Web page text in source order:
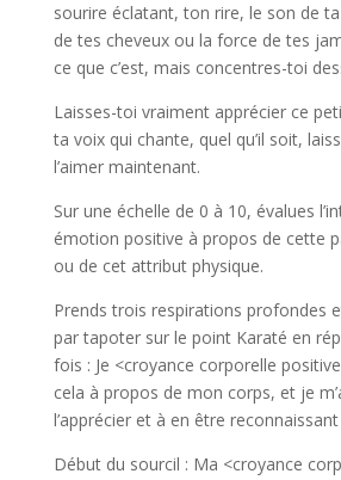
sourire éclatant, ton rire, le son de
de tes cheveux ou la force de tes
ce que c’est, mais concentres-toi
Laisses-toi vraiment apprécier ce
ta voix qui chante, quel qu’il soit,
l’aimer maintenant.
Sur une échelle de 0 à 10, évalues
émotion positive à propos de cette
ou de cet attribut physique.
Prends trois respirations profondes
par tapoter sur le point Karaté en
fois : Je <croyance corporelle
cela à propos de mon corps, et je
l’apprécier et à en être
Début du sourcil : Ma <croyance